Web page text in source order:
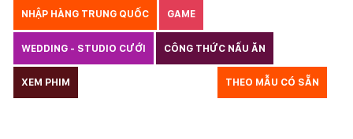
NHẬP HÀNG TRUNG QUỐC GAME
WEDDING - STUDIO CƯỚI CÔNG THỨC NẤU ĂN
XEM PHIM THEO MẪU CÓ SẴN